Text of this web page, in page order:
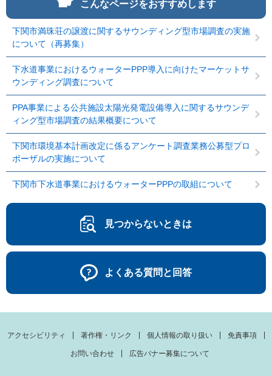
こんなページをおすすめします
下関市満珠荘の譲渡に関するサウンディング型市場調査の実施
について（再募集）
下水道事業におけるウォーターPPP導入に向けたマーケットサ
ウンディング調査について
PPA事業による公共施設太陽光発電設備導入に関するサウンデ
ィング型市場調査の結果概要について
下関市環境基本計画改定に係るアンケート調査業務公募型プロ
ポーザルの実施について
下関市下水道事業におけるウォーターPPPの取組について
見つからないときは
よくある質問と回答
アクセシビリティ 著作権・リンク 個人情報の取り扱い 免責事項
お問い合わせ 広告バナー募集について